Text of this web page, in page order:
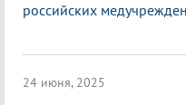
российских
24 июня, 2025